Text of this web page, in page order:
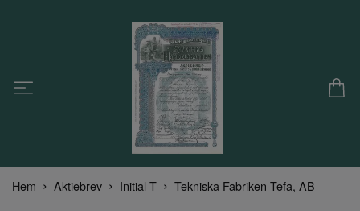
Hem Aktiebrev Initial T Tekniska Fabriken Tefa, AB